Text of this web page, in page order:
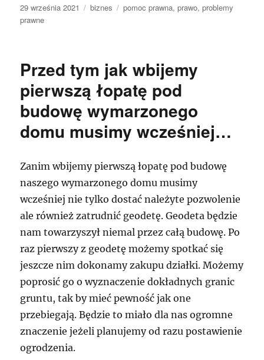
Data
publikacji
29 września 2021 Kategorie
biznes Tagi
pomoc prawna,prawo,problemy
prawne
Przed tym jak wbijemy
pierwszą łopatę pod
budowę wymarzonego
domu musimy wcześniej…
Zanim wbijemy pierwszą łopatę pod budowę
naszego wymarzonego domu musimy
wcześniej nie tylko dostać należyte pozwolenie
ale również zatrudnić geodetę. Geodeta będzie
nam towarzyszył niemal przez całą budowę. Po
raz pierwszy z geodetę możemy spotkać się
jeszcze nim dokonamy zakupu działki. Możemy
poprosić go o wyznaczenie dokładnych granic
gruntu, tak by mieć pewność jak one
przebiegają. Będzie to miało dla nas ogromne
znaczenie jeżeli planujemy od razu postawienie
ogrodzenia.